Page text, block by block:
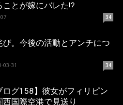
ことが嫁にバレた!?
34
び。今後の活動とアンチにつ
03-31 34
ログ158】彼女がフィリピン
国際空港で見送り